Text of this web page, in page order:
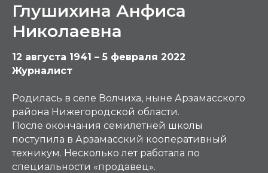
Глушихина Анфиса
Николаевна
12 августа 1941 – 5 февраля 2022
Журналист
Родилась в селе Волчиха, ныне Арзамасского
района Нижегородской области.
После окончания семилетней школы
поступила в Арзамасский кооперативный
техникум. Несколько лет работала по
специальности «продавец».